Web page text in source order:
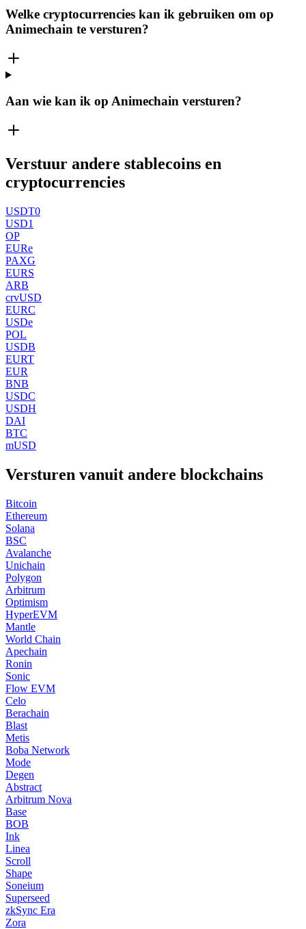
Welke cryptocurrencies kan ik gebruiken om op
Animechain te versturen?
Aan wie kan ik op Animechain versturen?
Verstuur andere stablecoins en
cryptocurrencies
USDT0
USD1
OP
EURe
PAXG
EURS
ARB
crvUSD
EURC
USDe
POL
USDB
EURT
EUR
BNB
USDC
USDH
DAI
BTC
mUSD
Versturen vanuit andere blockchains
Bitcoin
Ethereum
Solana
BSC
Avalanche
Unichain
Polygon
Arbitrum
Optimism
HyperEVM
Mantle
World Chain
Apechain
Ronin
Sonic
Flow EVM
Celo
Berachain
Blast
Metis
Boba Network
Mode
Degen
Abstract
Arbitrum Nova
Base
BOB
Ink
Linea
Scroll
Shape
Soneium
Superseed
zkSync Era
Zora